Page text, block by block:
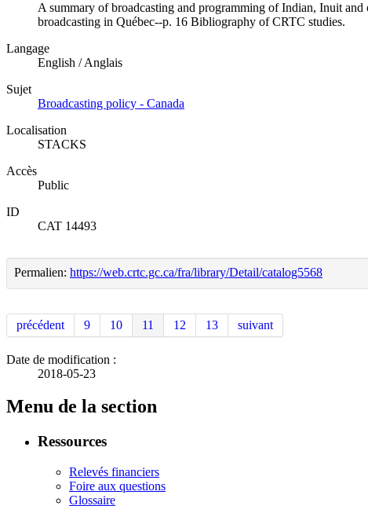
A summary of broadcasting and programming of Indian, Inuit
broadcasting in Québec--p. 16 Bibliography of CRTC studies.
Langage
English / Anglais
Sujet
Broadcasting policy - Canada
Localisation
STACKS
Accès
Public
ID
CAT 14493
Permalien: https://web.crtc.gc.ca/fra/library/Detail/catalog5568
précédent 9 10 11 12 13 suivant
Date de modification :
2018-05-23
Menu de la section
Ressources
Relevés financiers
Foire aux questions
Glossaire